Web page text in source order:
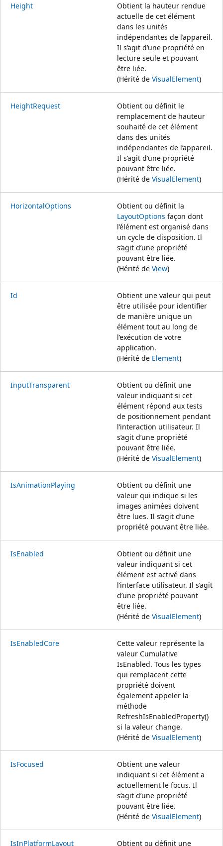
Height
Obtient la hauteur rendue
actuelle de cet élément
dans les unités
indépendantes de l’appareil.
Il s’agit d’une propriété en
lecture seule et pouvant
être liée.
(Hérité de VisualElement)
HeightRequest
Obtient ou définit le
remplacement de hauteur
souhaité de cet élément
dans des unités
indépendantes de l’appareil.
Il s’agit d’une propriété
pouvant être liée.
(Hérité de VisualElement)
HorizontalOptions
Obtient ou définit la
LayoutOptions façon dont
l’élément est organisé dans
un cycle de disposition. Il
s’agit d’une propriété
pouvant être liée.
(Hérité de View)
Id
Obtient une valeur qui peut
être utilisée pour identifier
de manière unique un
élément tout au long de
l’exécution de votre
application.
(Hérité de Element)
InputTransparent
Obtient ou définit une
valeur indiquant si cet
élément répond aux tests
de positionnement pendant
l’interaction utilisateur. Il
s’agit d’une propriété
pouvant être liée.
(Hérité de VisualElement)
IsAnimationPlaying
Obtient ou définit une
valeur qui indique si les
images animées doivent
être lues. Il s’agit d’une
propriété pouvant être liée.
IsEnabled
Obtient ou définit une
valeur indiquant si cet
élément est activé dans
l’interface utilisateur. Il s’agit
d’une propriété pouvant
être liée.
(Hérité de VisualElement)
IsEnabledCore
Cette valeur représente la
valeur Cumulative
IsEnabled. Tous les types
qui remplacent cette
propriété doivent
également appeler la
méthode
RefreshIsEnabledProperty()
si la valeur change.
(Hérité de VisualElement)
IsFocused
Obtient une valeur
indiquant si cet élément a
actuellement le focus. Il
s’agit d’une propriété
pouvant être liée.
(Hérité de VisualElement)
IsInPlatformLayout Obtient ou définit une